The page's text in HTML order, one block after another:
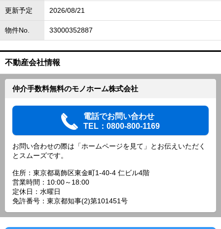
更新予定 2026/08/21
物件No. 33000352887
不動産会社情報
仲介手数料無料のモノホーム株式会社
電話でお問い合わせ
TEL：0800-800-1169
お問い合わせの際は「ホームページを見て」とお伝えいただく
とスムーズです。
住所：東京都葛飾区東金町1-40-4 仁ビル4階
営業時間：10:00～18:00
定休日：水曜日
免許番号：東京都知事(2)第101451号